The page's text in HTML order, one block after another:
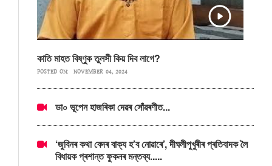
কাতি মাহত বিষ্ণুক তুলসী কিয় দিব লাগে?
POSTED ON: NOVEMBER 04, 2024
ডা০ ভূপেন হাজৰিকা দেৱৰ সোঁৱৰণীত...
‘জুবিনৰ কথা বেদৰ বাক্য হ’ব নোৱাৰে’, দীঘলীপুখুৰীৰ প্ৰতিবাদক লৈ
বিধায়ক প্ৰশান্ত ফুকনৰ মন্তব্য.....